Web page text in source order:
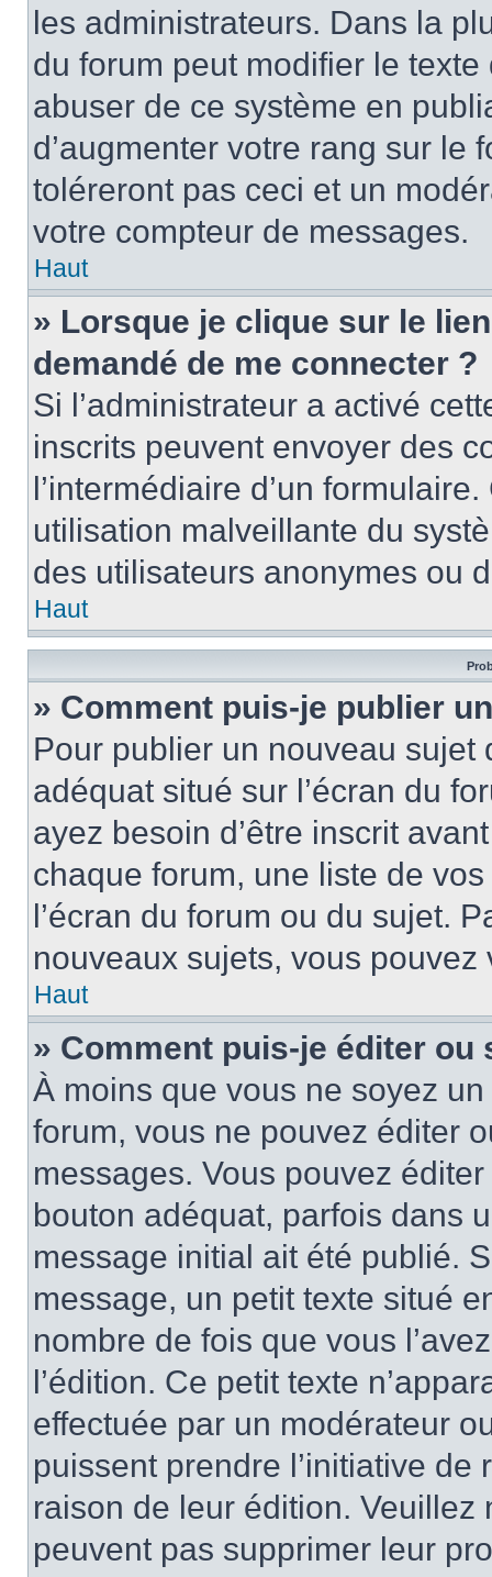
les administrateurs. Dans la
du forum peut modifier le
abuser de ce système en
d’augmenter votre rang sur le
toléreront pas ceci et un
votre compteur de messages.
Haut
» Lorsque je clique sur le
demandé de me connecter ?
Si l’administrateur a activé
inscrits peuvent envoyer des
l’intermédiaire d’un
utilisation malveillante du
des utilisateurs anonymes ou
Haut
» Comment puis-je publier
Pour publier un nouveau
adéquat situé sur l’écran du
ayez besoin d’être inscrit
chaque forum, une liste de
l’écran du forum ou du sujet.
nouveaux sujets, vous
Haut
» Comment puis-je éditer
À moins que vous ne soyez
forum, vous ne pouvez éditer
messages. Vous pouvez
bouton adéquat, parfois dans
message initial ait été publié.
message, un petit texte situé
nombre de fois que vous
l’édition. Ce petit texte
effectuée par un modérateur
puissent prendre l’initiative
raison de leur édition.
peuvent pas supprimer leur